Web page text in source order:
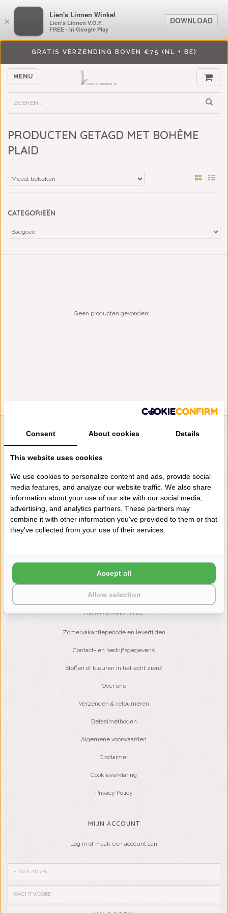
GRATIS VERZENDING BOVEN €75 (NL + BE)
MENU
PRODUCTEN GETAGD MET BOHÊME
PLAID
CATEGORIEËN
Geen producten gevonden!...
LIENSLINNENWINKEL.NL
VRAGEN? BEL DAN
NIEUWSBRIEF
Wilt u op de hoogte blijven?
Word lid van onze mailinglijst:
KLANTENSERVICE
Zomervakantieperiode en levertijden
Contact- en bedrijfsgegevens
Stoffen of kleuren in het echt zien?
Over ons
Verzenden & retourneren
Betaalmethoden
Algemene voorwaarden
Disclaimer
Cookieverklaring
Privacy Policy
MIJN ACCOUNT
Log in of maak een account aan
×
LiensLinnenwinkel.nl
Lien's Linnen V.O.F.
FREE - In Google Play
DOWNLOAD
Consent About cookies Details
This website uses cookies
We use cookies to personalize content and ads, provide social
media features, and analyze our website traffic. We also share
information about your use of our site with our social media,
advertising, and analytics partners. These partners may
combine it with other information you've provided to them or that
they've collected from your use of their services.
Allow selection
Accept all
×
Lien's Linnen Winkel
Lien's Linnen V.O.F.
FREE - In Google Play
DOWNLOAD